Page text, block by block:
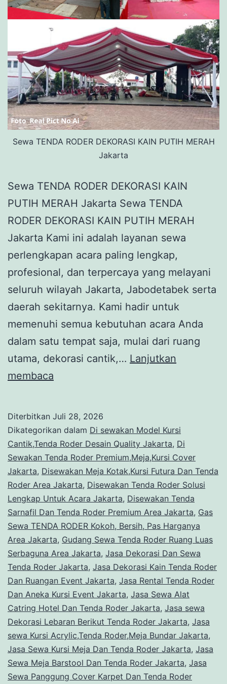
Sewa TENDA RODER DEKORASI KAIN PUTIH MERAH
Jakarta
Sewa TENDA RODER DEKORASI KAIN
PUTIH MERAH Jakarta Sewa TENDA
RODER DEKORASI KAIN PUTIH MERAH
Jakarta Kami ini adalah layanan sewa
perlengkapan acara paling lengkap,
profesional, dan terpercaya yang melayani
seluruh wilayah Jakarta, Jabodetabek serta
daerah sekitarnya. Kami hadir untuk
memenuhi semua kebutuhan acara Anda
dalam satu tempat saja, mulai dari ruang
utama, dekorasi cantik,… Lanjutkan
membaca
DEKORASI
KAIN
PUTIH
MERAH
Jakarta
Diterbitkan Juli 28, 2026
Dikategorikan dalam Di sewakan Model Kursi
Cantik,Tenda Roder Desain Quality Jakarta, Di
Sewakan Tenda Roder Premium,Meja,Kursi Cover
Jakarta, Disewakan Meja Kotak,Kursi Futura Dan Tenda
Roder Area Jakarta, Disewakan Tenda Roder Solusi
Lengkap Untuk Acara Jakarta, Disewakan Tenda
Sarnafil Dan Tenda Roder Premium Area Jakarta, Gas
Sewa TENDA RODER Kokoh, Bersih, Pas Harganya
Area Jakarta, Gudang Sewa Tenda Roder Ruang Luas
Serbaguna Area Jakarta, Jasa Dekorasi Dan Sewa
Tenda Roder Jakarta, Jasa Dekorasi Kain Tenda Roder
Dan Ruangan Event Jakarta, Jasa Rental Tenda Roder
Dan Aneka Kursi Event Jakarta, Jasa Sewa Alat
Catring Hotel Dan Tenda Roder Jakarta, Jasa sewa
Dekorasi Lebaran Berikut Tenda Roder Jakarta, Jasa
sewa Kursi Acrylic,Tenda Roder,Meja Bundar Jakarta,
Jasa Sewa Kursi Meja Dan Tenda Roder Jakarta, Jasa
Sewa Meja Barstool Dan Tenda Roder Jakarta, Jasa
Sewa Panggung Cover Karpet Dan Tenda Roder